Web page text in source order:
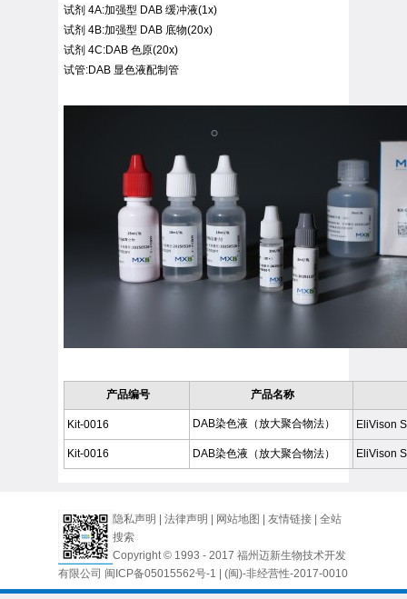
试剂 4A:加强型 DAB 缓冲液(1x)
试剂 4B:加强型 DAB 底物(20x)
试剂 4C:DAB 色原(20x)
试管:DAB 显色液配制管
产品编号 产品名称
Kit-0016 DAB染色液（放大聚合物法） EliVison
Kit-0016 DAB染色液（放大聚合物法） EliVison
隐私声明 法律声明 网站地图 友情链接
全站
搜索
Copyright © 1993 - 2017 福州迈新生物技术开发
有限公司 闽ICP备05015562号-1 | (闽)-非经营性-2017-0010